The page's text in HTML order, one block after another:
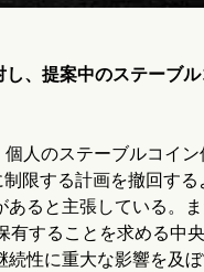
、提案中のステーブ
人のステーブルコイ
限する計画を撤回す
ると主張している。
することを求める中
性に重大な影響を及